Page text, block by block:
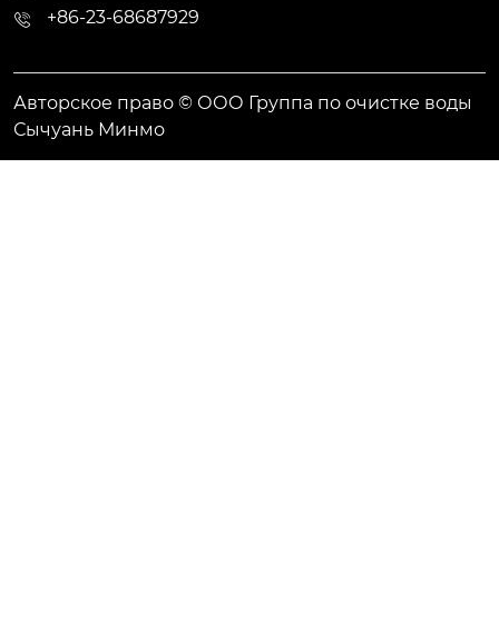
+86-23-68687929
Авторское право © ООО Группа по очистке воды
Сычуань Минмо